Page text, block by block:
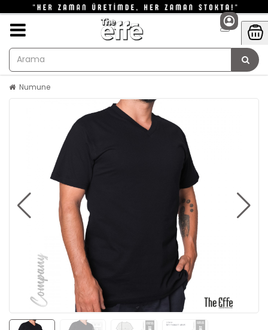
Numune